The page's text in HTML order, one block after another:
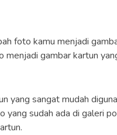
foto kamu menjadi
gambar kartun
yang sangat mudah
sudah ada di galeri